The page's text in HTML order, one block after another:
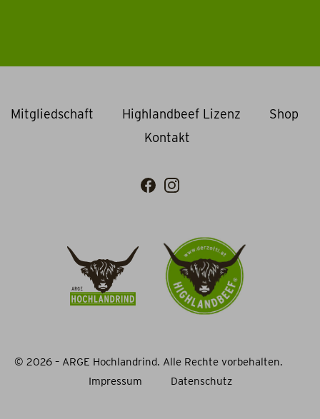
Mitgliedschaft Highlandbeef Lizenz
Shop
Kontakt
© 2026 – ARGE Hochlandrind. Alle Rechte vorbehalten.
Impressum
Datenschutz